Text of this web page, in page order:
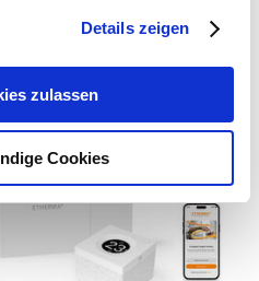
Details zeigen
zulassen
Cookies